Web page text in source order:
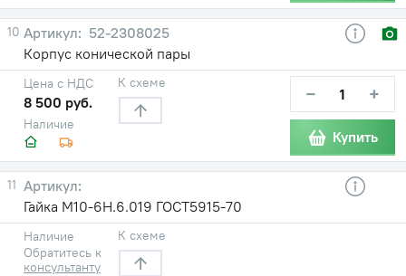
10
52-2308025
Корпус конической пары
Наличие
Цена с НДС
8 500 руб.
К схеме − +
Купить
11
Гайка М10-6Н.6.019 ГОСТ5915-70
Наличие
Обратитесь к
консультанту
К схеме